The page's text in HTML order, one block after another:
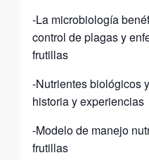
-La microbiología
control de plagas y
frutillas
-Nutrientes biológicos
historia y experiencias
-Modelo de manejo
frutillas